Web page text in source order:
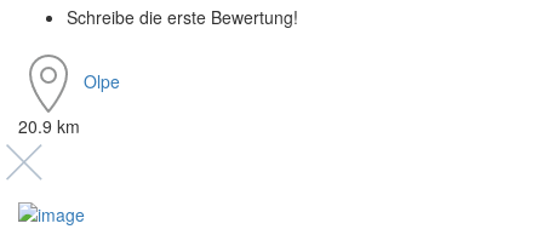
Schreibe die erste Bewertung!
Olpe
20.9 km